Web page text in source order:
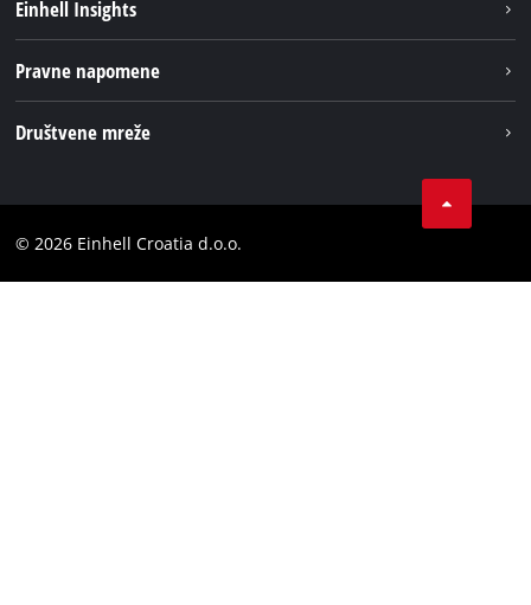
Einhell Insights
Karijera
Obavijest za kupce
Pravne napomene
Sukladnost
Društvene mreže
YouТube
© 2026 Einhell Croatia d.o.o.